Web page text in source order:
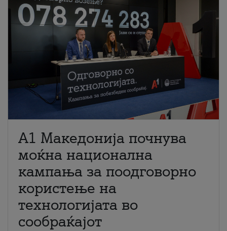
A1 Македонија почнува
моќна национална
кампања за поодговорно
користење на
технологијата во
сообраќајот